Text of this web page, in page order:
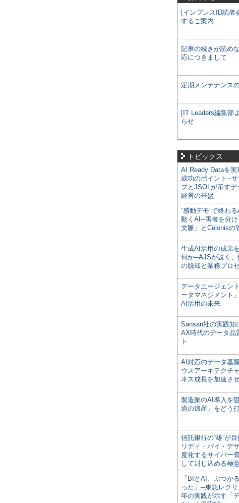
[インプレスID読者
するご案内
記事の続きが読め
応につきまして
定期メンテナンス
[IT Leaders編集部
らせ
トピックス
AI Ready Dataを実
成功のポイント─
プとJSOLが示すデ
経営の基盤
“感動デモ”で終わ
動くAI─両者を分
文脈」とCelonisの
生成AI活用の成果
何か─AJSが説く、
の脱却と業務プロ
データエージェン
ータマネジメント
AI活用の未来
Sansan社の実践知
AX時代のデータ品
ト
AI対応のデータ基
ウスアーキテクチ
ネス成長を加速さ
製造業のAI導入を
適の遺産」をどう
信託銀行の“雄”が
リティ・バイ・デ
度化するサイバー
して封じ込める極
「BIとAI、ぶつか
った」─東急レク
年の実践が示す「